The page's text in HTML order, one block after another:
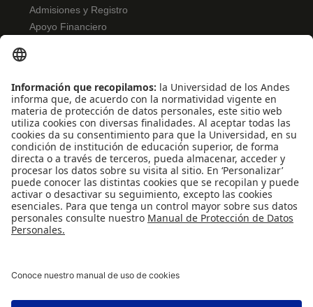
Admisiones y Registro
Apoyo Financiero
INFORMACIÓN PARA
Profesores
Administrativos
Egresados